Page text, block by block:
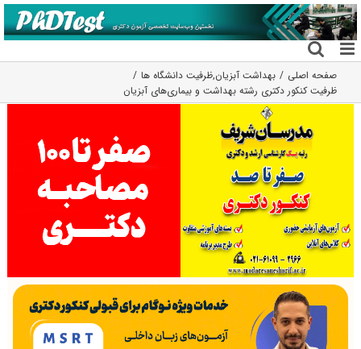
رفتن
به
محتوا
صفحه اصلی بهداشت آبزیان,ظرفیت دانشگاه ها
ظرفیت کنکور دکتری رشته ﺑﻬﺪاﺷﺖ و ﺑﻴﻤﺎریﻫﺎی آﺑﺰﻳﺎن